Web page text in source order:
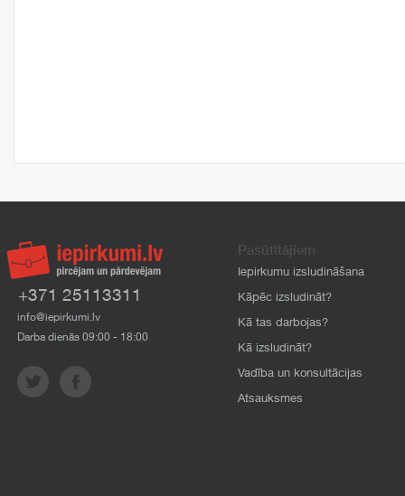
+371 25113311
info@iepirkumi.lv
Darba dienās 09:00 - 18:00
Pasūtītājiem
Iepirkumu izsludināšana
Kāpēc izsludināt?
Kā tas darbojas?
Kā izsludināt?
Vadība un konsultācijas
Atsauksmes